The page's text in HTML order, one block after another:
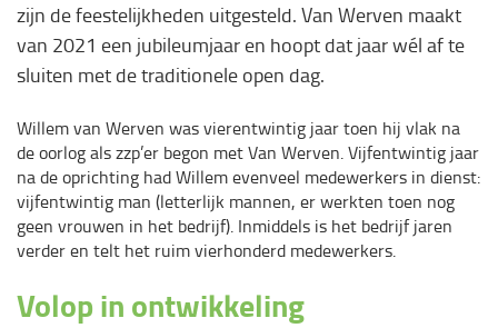
zijn de feestelijkheden uitgesteld. Van Werven maakt
van 2021 een jubileumjaar en hoopt dat jaar wél af te
sluiten met de traditionele open dag.
Willem van Werven was vierentwintig jaar toen hij vlak na
de oorlog als zzp’er begon met Van Werven. Vijfentwintig jaar
na de oprichting had Willem evenveel medewerkers in dienst:
vijfentwintig man (letterlijk mannen, er werkten toen nog
geen vrouwen in het bedrijf). Inmiddels is het bedrijf jaren
verder en telt het ruim vierhonderd medewerkers.
Volop in ontwikkeling